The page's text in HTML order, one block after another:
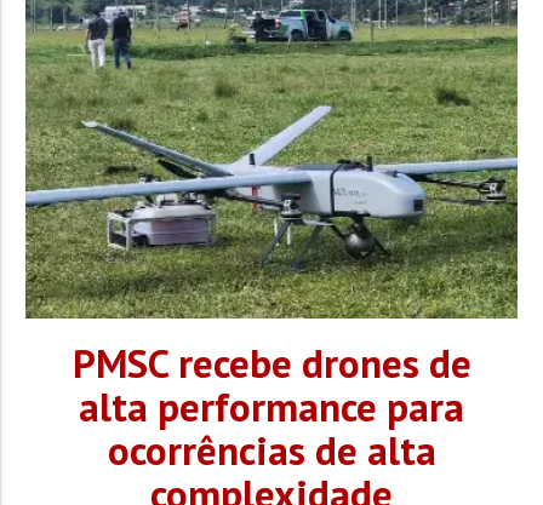
servidores e uso de veículos públicos durante uma ação
institucional da prefeitura no jogo entre Brusque e
Athletico-PR, realizado no...
PMSC recebe drones de
alta performance para
ocorrências de alta
complexidade